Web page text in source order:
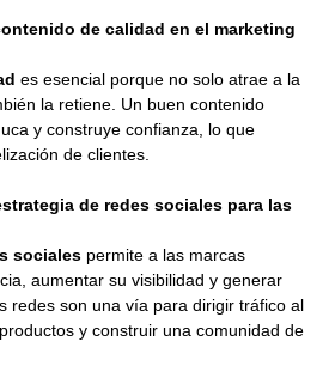
de calidad en el marketing
es esencial porque no solo atrae a la
la retiene. Un buen contenido
y construye confianza, lo que
de clientes.
de redes sociales para las
sociales permite a las marcas
aumentar su visibilidad y generar
redes son una vía para dirigir tráfico al
y construir una comunidad de